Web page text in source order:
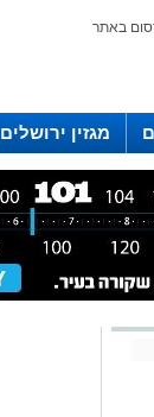
באתר
מגזין ירושלים